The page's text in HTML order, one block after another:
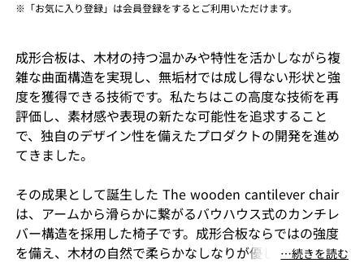
※「お気に入り登録」は会員登録をするとご利用いただけます。
成形合板は、木材の持つ温かみや特性を活かしながら複
雑な曲面構造を実現し、無垢材では成し得ない形状と強
度を獲得できる技術です。私たちはこの高度な技術を再
評価し、素材感や表現の新たな可能性を追求すること
で、独自のデザイン性を備えたプロダクトの開発を進め
てきました。
その成果として誕生した The wooden cantilever chair
は、アームから滑らかに繋がるバウハウス式のカンチレ
バー構造を採用した椅子です。成形合板ならではの強度
を備え、木材の自然で柔らかなしなりが優しい座り心地
⋯続きを読む